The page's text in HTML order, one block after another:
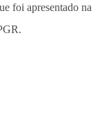
foi apresentado na